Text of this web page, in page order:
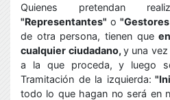
Quienes pretendan
"Representantes" o
de otra persona, tienen que
cualquier ciudadano,y una
a la que proceda, y luego
Tramitación de la izquierda:
todo lo que hagan no será en